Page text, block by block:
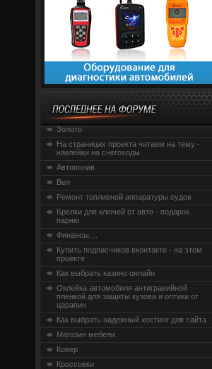
Золото
На страницах проекта читаем на тему -
наклейки на снегоходы
Автополив
Вел
Ремонт топливной аппаратуры судов
Брелки для ключей от авто - подарок
парню
Финансы....
Купить подписчиков вконтакте - на этом
проекте
Как выбрать казино онлайн
Оклейка автомобиля антигравийной
пленкой для защиты кузова и оптики от
царапин
Как выбрать надежный хостинг для сайта
Магазин мебели
Ковер
Кроссовки